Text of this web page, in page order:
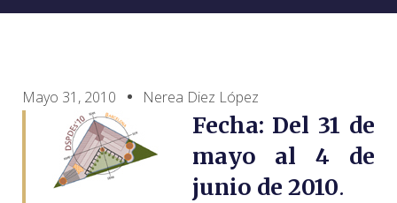
Mayo 31, 2010 Nerea Diez López
Fecha: Del 31 de
mayo al 4 de
junio de 2010.